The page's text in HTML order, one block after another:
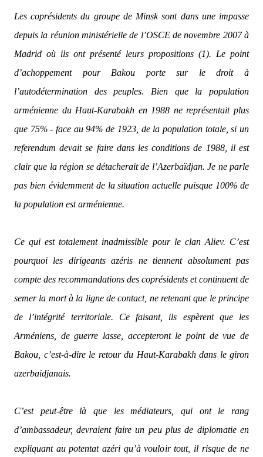
Les coprésidents du groupe de Minsk sont dans une impasse
depuis la réunion ministérielle de l’OSCE de novembre 2007 à
Madrid où ils ont présenté leurs propositions (1). Le point
d’achoppement pour Bakou porte sur le droit à
l’autodétermination des peuples. Bien que la population
arménienne du Haut-Karabakh en 1988 ne représentait plus
que 75% - face au 94% de 1923, de la population totale, si un
referendum devait se faire dans les conditions de 1988, il est
clair que la région se détacherait de l’Azerbaïdjan. Je ne parle
pas bien évidemment de la situation actuelle puisque 100% de
la population est arménienne.
Ce qui est totalement inadmissible pour le clan Aliev. C’est
pourquoi les dirigeants azéris ne tiennent absolument pas
compte des recommandations des coprésidents et continuent de
semer la mort à la ligne de contact, ne retenant que le principe
de l’intégrité territoriale. Ce faisant, ils espèrent que les
Arméniens, de guerre lasse, accepteront le point de vue de
Bakou, c’est-à-dire le retour du Haut-Karabakh dans le giron
azerbaidjanais.
C’est peut-être là que les médiateurs, qui ont le rang
d’ambassadeur, devraient faire un peu plus de diplomatie en
expliquant au potentat azéri qu’à vouloir tout, il risque de ne